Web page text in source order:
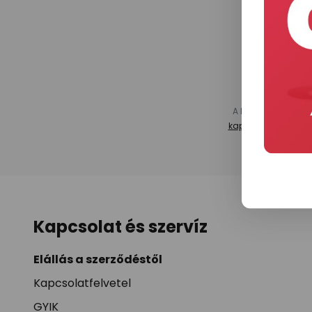
A leiratkozás
kapcsolatfelvételi
Kapcsolat és szervíz
Elállás a szerződéstől
Kapcsolatfelvetel
GYIK